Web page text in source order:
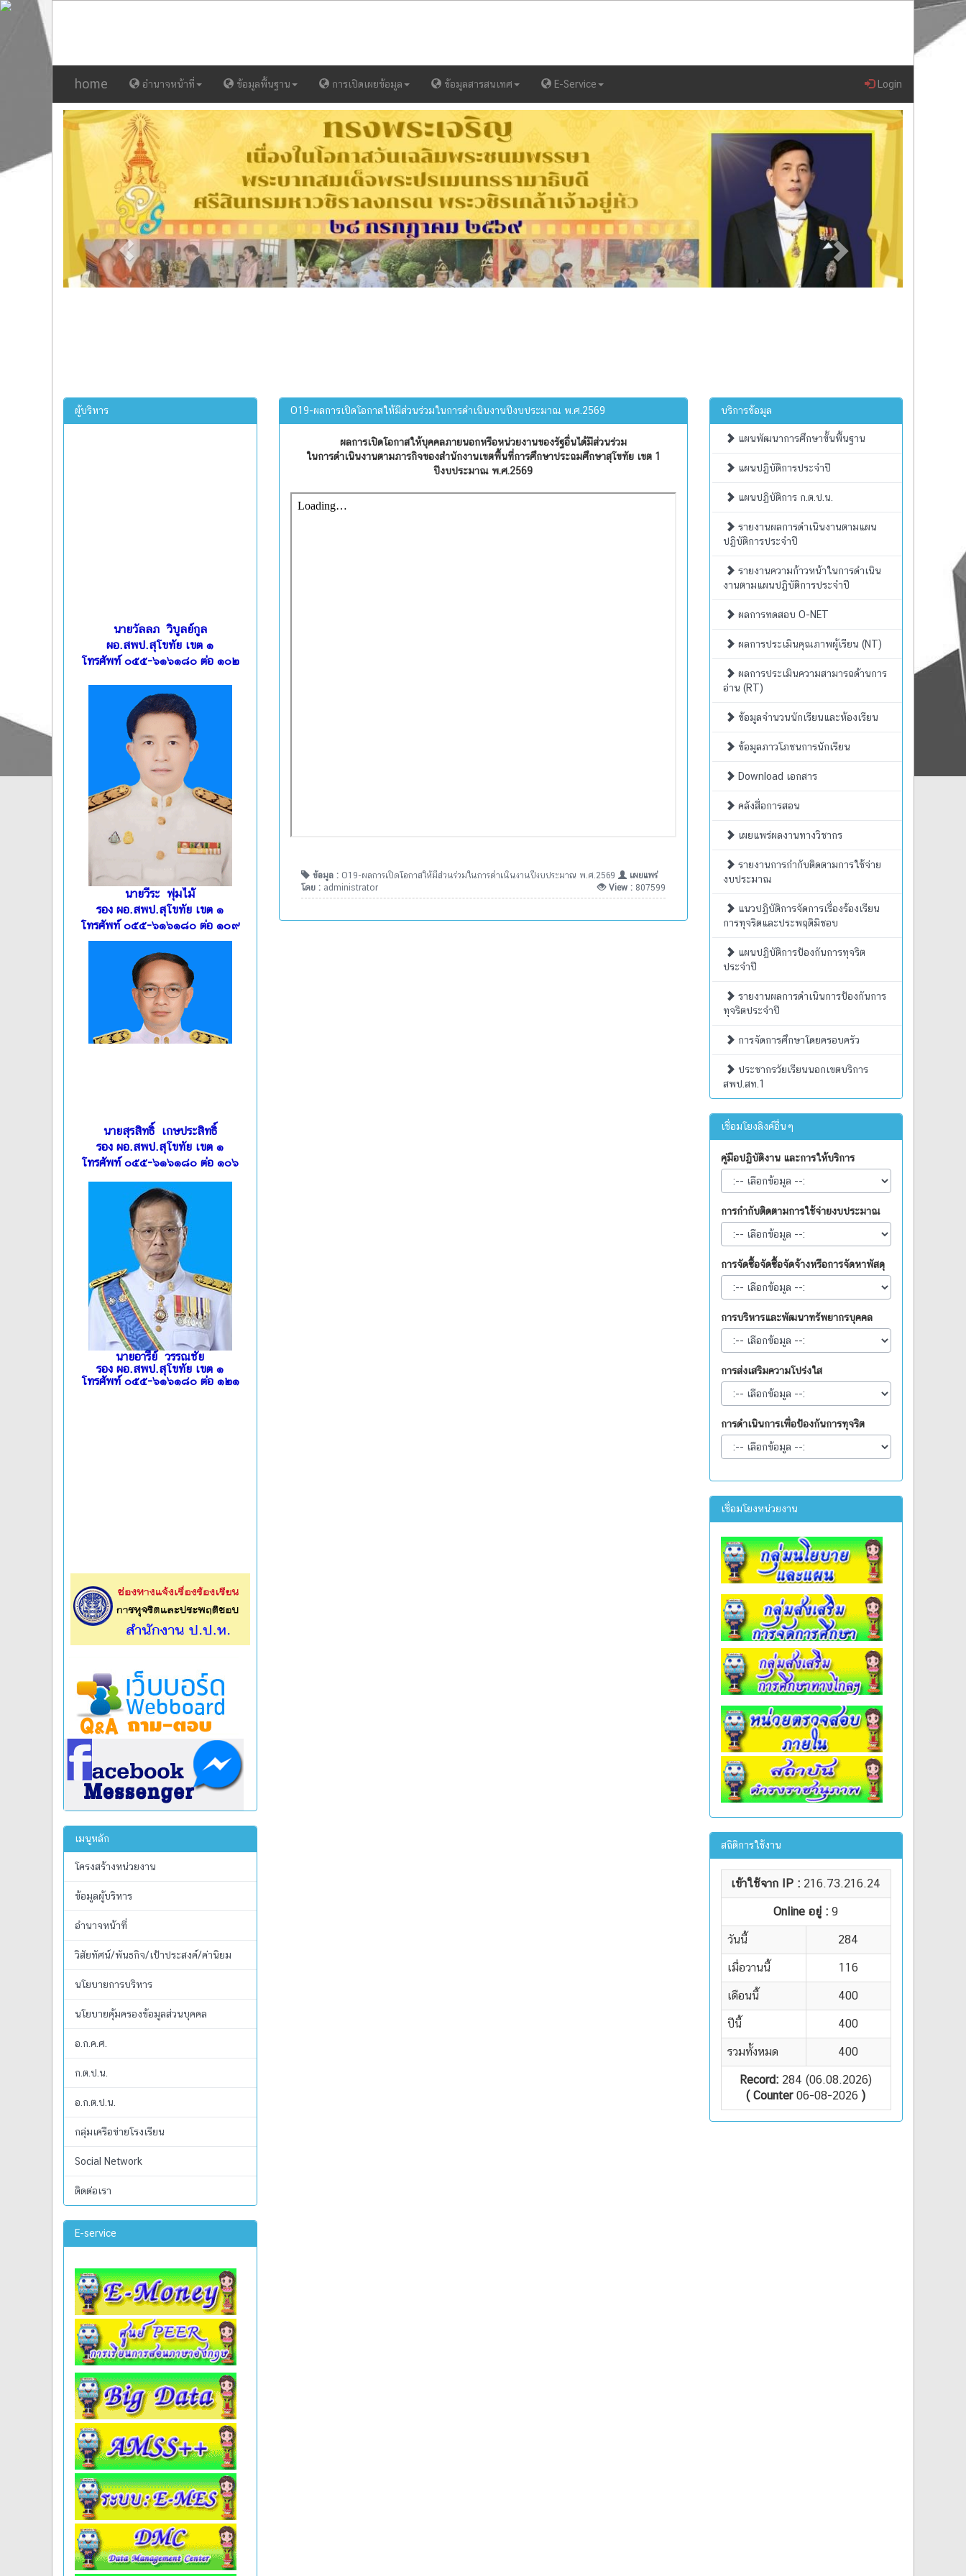
home อำนาจหน้าที่ ข้อมูลพื้นฐาน การเปิดเผยข้อมูล ข้อมูลสารสนเทศ E-Service Login
Previous Next
ผู้บริหาร
นายวัลลภ วิบูลย์กูล
ผอ.สพป.สุโขทัย เขต ๑
โทรศัพท์ ๐๕๕-๖๑๖๑๘๐ ต่อ ๑๐๒
นายวีระ พุ่มไม้
รอง ผอ.สพป.สุโขทัย เขต ๑
โทรศัพท์ ๐๕๕-๖๑๖๑๘๐ ต่อ ๑๐๙
นายสุรสิทธิ์ เกษประสิทธิ์
รอง ผอ.สพป.สุโขทัย เขต ๑
โทรศัพท์ ๐๕๕-๖๑๖๑๘๐ ต่อ ๑๐๖
นายอารีย์ วรรณชัย
รอง ผอ.สพป.สุโขทัย เขต ๑
โทรศัพท์ ๐๕๕-๖๑๖๑๘๐ ต่อ ๑๒๑
เมนูหลัก
โครงสร้างหน่วยงาน
ข้อมูลผู้บริหาร
อำนาจหน้าที่
วิสัยทัศน์/พันธกิจ/เป้าประสงค์/ค่านิยม
นโยบายการบริหาร
นโยบายคุ้มครองข้อมูลส่วนบุคคล
อ.ก.ค.ศ.
ก.ต.ป.น.
อ.ก.ต.ป.น.
กลุ่มเครือข่ายโรงเรียน
Social Network
ติดต่อเรา
E-service
O19-ผลการเปิดโอกาสให้มีส่วนร่วมในการดำเนินงานปีงบประมาณ พ.ศ.2569
ผลการเปิดโอกาสให้บุคคลภายนอกหรือหน่วยงานของรัฐอื่นได้มีส่วนร่วม
ในการดำเนินงานตามภารกิจของสำนักงานเขตพื้นที่การศึกษาประถมศึกษาสุโขทัย เขต 1
ปีงบประมาณ พ.ศ.2569
ข้อมูล : O19-ผลการเปิดโอกาสให้มีส่วนร่วมในการดำเนินงานปีงบประมาณ พ.ศ.2569
เผยแพร่
โดย : administrator View : 807599
บริการข้อมูล
แผนพัฒนาการศึกษาขั้นพื้นฐาน
แผนปฏิบัติการประจำปี
แผนปฏิบัติการ ก.ต.ป.น.
รายงานผลการดำเนินงานตามแผน
ปฏิบัติการประจำปี
รายงานความก้าวหน้าในการดำเนิน
งานตามแผนปฏิบัติการประจำปี
ผลการทดสอบ O-NET
ผลการประเมินคุณภาพผู้เรียน (NT)
ผลการประเมินความสามารถด้านการ
อ่าน (RT)
ข้อมูลจำนวนนักเรียนและห้องเรียน
ข้อมูลภาวโภชนการนักเรียน
Download เอกสาร
คลังสื่อการสอน
เผยแพร่ผลงานทางวิชากร
รายงานการกำกับติดตามการใช้จ่าย
งบประมาณ
แนวปฏิบัติการจัดการเรื่องร้องเรียน
การทุจริตและประพฤติมิชอบ
แผนปฏิบัติการป้องกันการทุจริต
ประจำปี
รายงานผลการดำเนินการป้องกันการ
ทุจริตประจำปี
การจัดการศึกษาโดยครอบครัว
ประชากรวัยเรียนนอกเขตบริการ
สพป.สท.1
เชื่อมโยงลิงค์อื่นๆ
คู่มือปฏิบัติงาน และการให้บริการ
การกำกับติดตามการใช้จ่ายงบประมาณ
การจัดซื้อจัดซื้อจัดจ้างหรือการจัดหาพัสดุ
การบริหารและพัฒนาทรัพยากรบุคคล
การส่งเสริมความโปร่งใส
การดำเนินการเพื่อป้องกันการทุจริต
เชื่อมโยงหน่วยงาน
เข้าใช้จาก IP :216.73.216.24
Online อยู่ :9
วันนี้ 284
เมื่อวานนี้ 116
เดือนนี้ 400
ปีนี้ 400
รวมทั้งหมด 400